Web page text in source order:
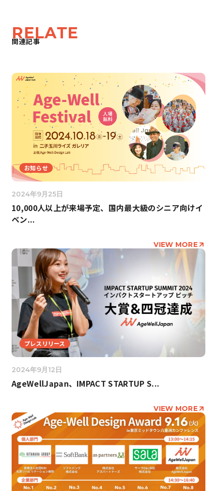
RELATE
関連記事
お知らせ
2024年9月25日
10,000人以上が来場予定、国内最大級のシニア向けイ
ベン...
VIEW MORE
プレスリリース
2024年9月12日
AgeWellJapan、IMPACT STARTUP S...
VIEW MORE